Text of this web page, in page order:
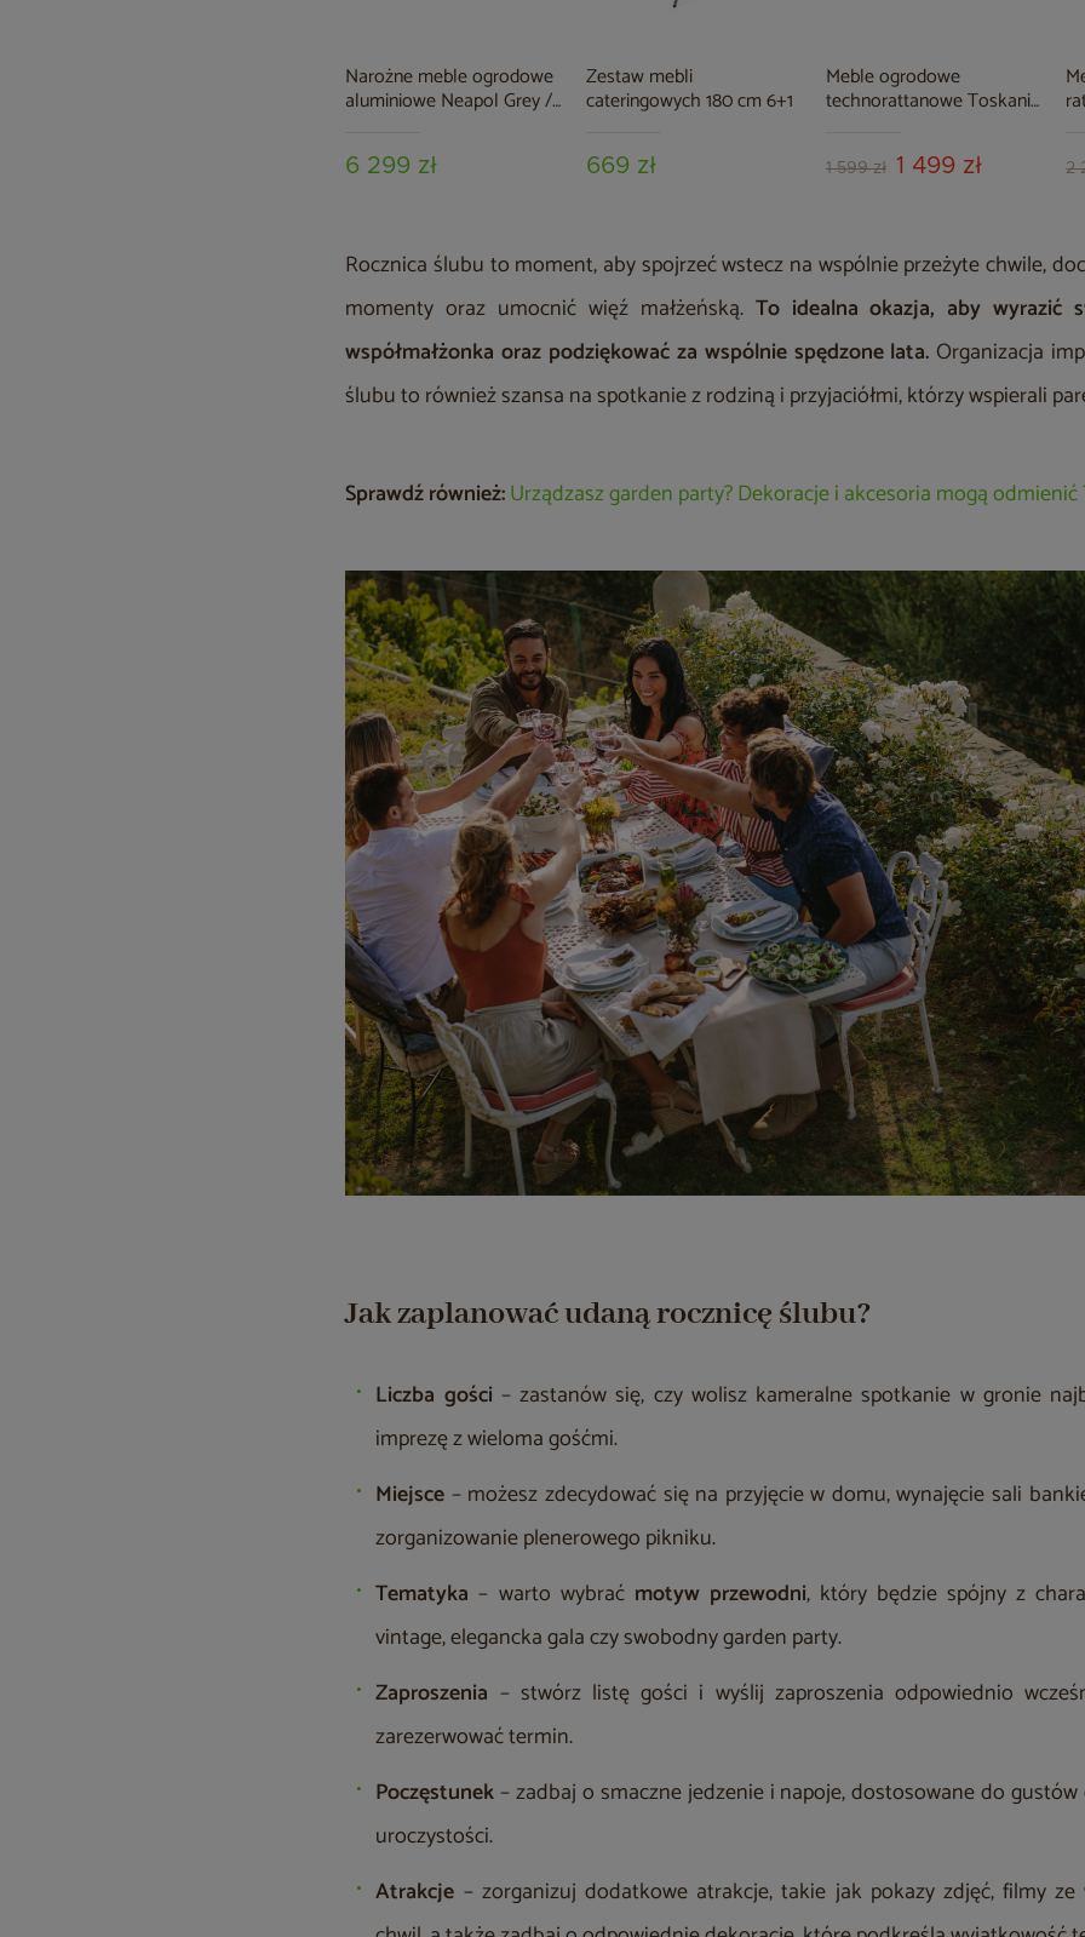
Narożne meble ogrodowe
aluminiowe Neapol Grey /
6 299 zł
Zestaw mebli
cateringowych 180 cm 6+1
669 zł
Meble ogrodowe
technorattanowe Toskania
1 599 zł 1 499 zł 2
Rocznica ślubu to moment, aby spojrzeć wstecz na wspólnie przeżyte chwile,
momenty oraz umocnić więź małżeńską. To idealna okazja, aby wyrazić
współmałżonka oraz podziękować za wspólnie spędzone lata. Organizacja
ślubu to również szansa na spotkanie z rodziną i przyjaciółmi, którzy wspierali
Sprawdź również:Urządzasz garden party? Dekoracje i akcesoria mogą
Jak zaplanować udaną rocznicę ślubu?
Liczba gości – zastanów się, czy wolisz kameralne spotkanie w gronie
imprezę z wieloma gośćmi.
Miejsce – możesz zdecydować się na przyjęcie w domu, wynajęcie sali
zorganizowanie plenerowego pikniku.
Tematyka– warto wybrać motyw przewodni, który będzie spójny z
vintage, elegancka gala czy swobodny garden party.
Zaproszenia – stwórz listę gości i wyślij zaproszenia odpowiednio
zarezerwować termin.
Poczęstunek– zadbaj o smaczne jedzenie i napoje, dostosowane do
uroczystości.
Atrakcje – zorganizuj dodatkowe atrakcje, takie jak pokazy zdjęć, filmy ze